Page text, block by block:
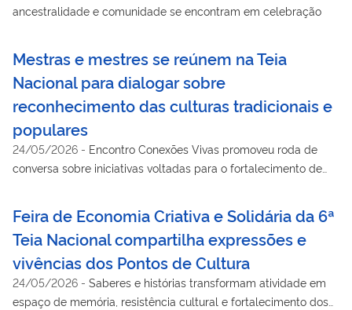
ancestralidade e comunidade se encontram em celebração
Mestras e mestres se reúnem na Teia
Nacional para dialogar sobre
reconhecimento das culturas tradicionais e
populares
24/05/2026 - Encontro Conexões Vivas promoveu roda de
conversa sobre iniciativas voltadas para o fortalecimento de
Feira de Economia Criativa e Solidária da 6ª
Teia Nacional compartilha expressões e
vivências dos Pontos de Cultura
24/05/2026 - Saberes e histórias transformam atividade em
espaço de memória, resistência cultural e fortalecimento dos